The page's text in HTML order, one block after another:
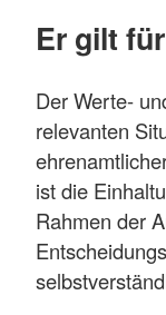
Er gilt
Der Werte-
relevanten
ist die
Rahmen der